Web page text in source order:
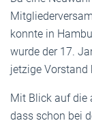
konnte in
wurde der 17.
jetzige
Mit Blick auf die
dass schon bei